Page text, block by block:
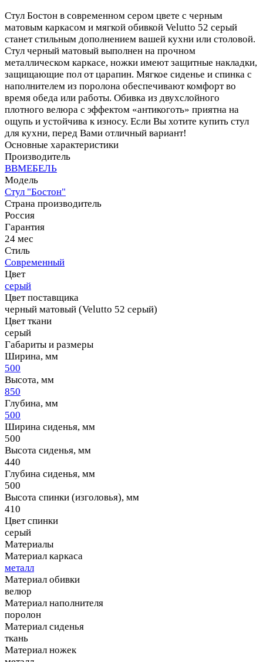
Стул Бостон в современном сером цвете с черным
матовым каркасом и мягкой обивкой Velutto 52 серый
станет стильным дополнением вашей кухни или столовой.
Стул черный матовый выполнен на прочном
металлическом каркасе, ножки имеют защитные накладки,
защищающие пол от царапин. Мягкое сиденье и спинка с
наполнителем из поролона обеспечивают комфорт во
время обеда или работы. Обивка из двухслойного
плотного велюра с эффектом «антикоготь» приятна на
ощупь и устойчива к износу. Если Вы хотите купить стул
для кухни, перед Вами отличный вариант!
Основные характеристики
Производитель
ВВМЕБЕЛЬ
Модель
Стул "Бостон"
Страна производитель
Россия
Гарантия
24 мес
Стиль
Современный
Цвет
серый
Цвет поставщика
черный матовый (Velutto 52 серый)
Цвет ткани
серый
Габариты и размеры
Ширина, мм
500
Высота, мм
850
Глубина, мм
500
Ширина сиденья, мм
500
Высота сиденья, мм
440
Глубина сиденья, мм
500
Высота спинки (изголовья), мм
410
Цвет спинки
серый
Материалы
Материал каркаса
металл
Материал обивки
велюр
Материал наполнителя
поролон
Материал сиденья
ткань
Материал ножек